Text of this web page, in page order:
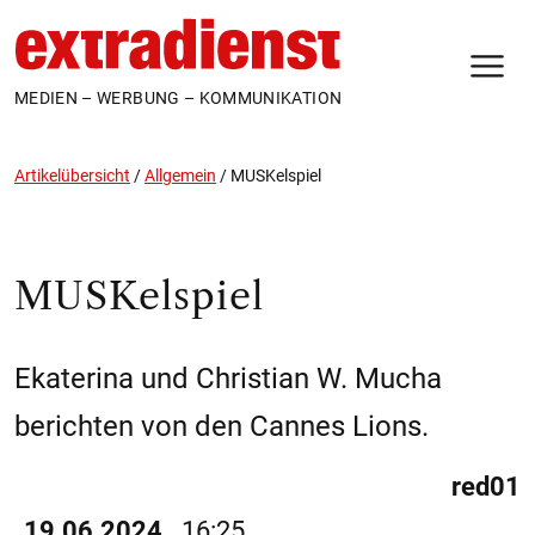
MEDIEN – WERBUNG – KOMMUNIKATION
Artikelübersicht /Allgemein / MUSKelspiel
MUSKelspiel
Ekaterina und Christian W. Mucha
berichten von den Cannes Lions.
red01